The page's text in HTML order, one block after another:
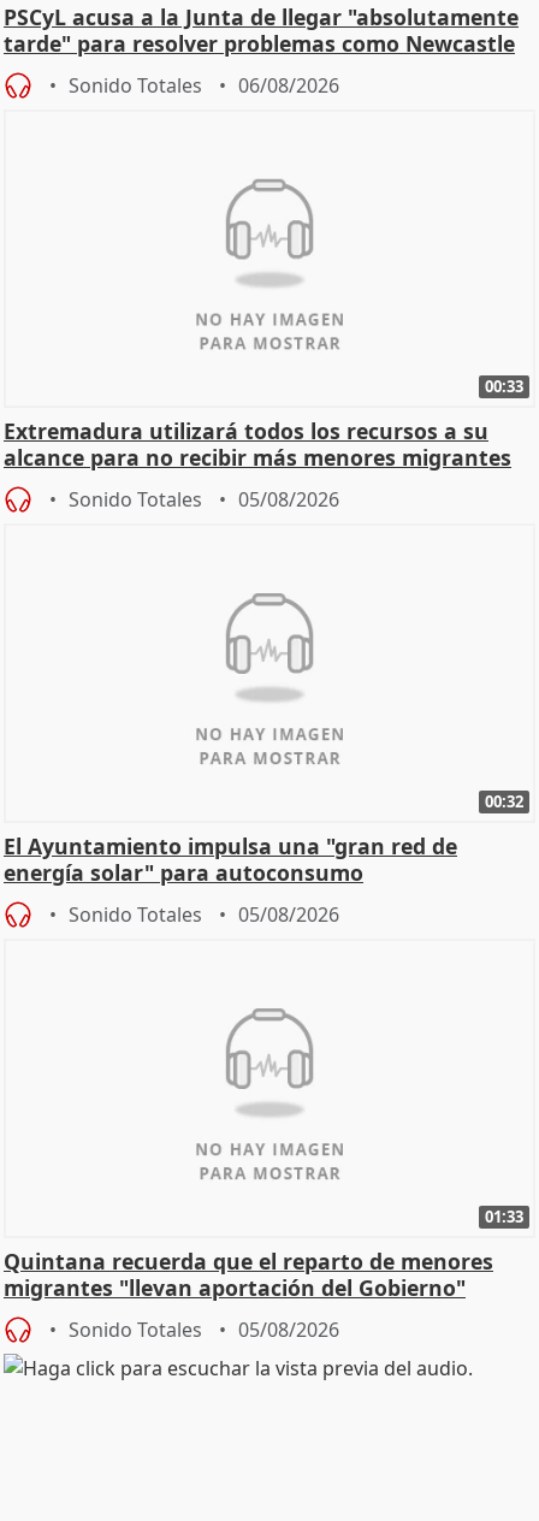
PSCyL acusa a la Junta de llegar "absolutamente
tarde" para resolver problemas como Newcastle
Sonido Totales 06/08/2026
00:33
Extremadura utilizará todos los recursos a su
alcance para no recibir más menores migrantes
Sonido Totales 05/08/2026
00:32
El Ayuntamiento impulsa una "gran red de
energía solar" para autoconsumo
Sonido Totales 05/08/2026
01:33
Quintana recuerda que el reparto de menores
migrantes "llevan aportación del Gobierno"
central
Sonido Totales 05/08/2026